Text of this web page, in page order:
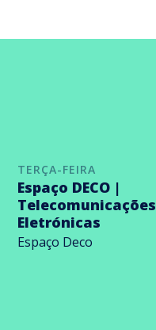
TERÇA-FEIRA
Espaço DECO |
Telecomunicações
Eletrónicas
Espaço Deco